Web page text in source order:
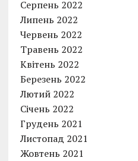
Серпень 2022
Липень 2022
Червень 2022
Травень 2022
Квітень 2022
Березень 2022
Лютий 2022
Січень 2022
Грудень 2021
Листопад 2021
Жовтень 2021